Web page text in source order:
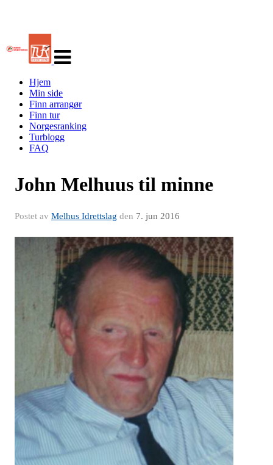
navigasjon
Hjem
Min side
Finn arrangør
Finn tur
Norgesranking
Turblogg
FAQ
John Melhuus til minne
Postet av Melhus Idrettslag den 7. jun 2016